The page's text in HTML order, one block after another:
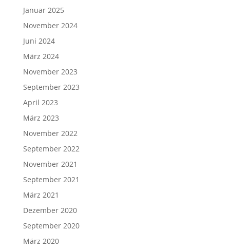
Januar 2025
November 2024
Juni 2024
März 2024
November 2023
September 2023
April 2023
März 2023
November 2022
September 2022
November 2021
September 2021
März 2021
Dezember 2020
September 2020
März 2020